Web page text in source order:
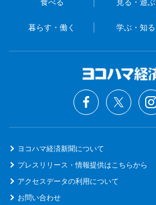
暮らす・働く 学ぶ・知る
ヨコハマ経済新聞について
プレスリリース・情報提供はこちらから
アクセスデータの利用について
お問い合わせ